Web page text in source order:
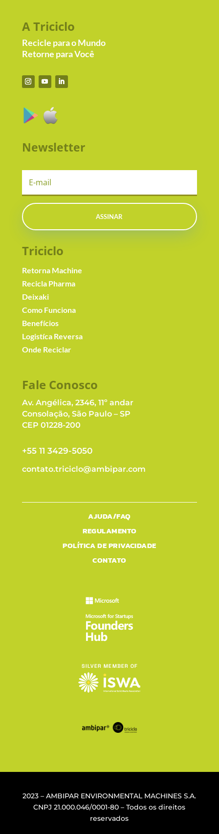
A Triciclo
Recicle para o Mundo
Retorne para Você
Newsletter
ASSINAR
Triciclo
Retorna Machine
Recicla Pharma
Deixaki
Como Funciona
Benefícios
Logistíca Reversa
Onde Reciclar
Fale Conosco
Av. Angélica, 2346, 11º andar
Consolação, São Paulo – SP
CEP 01228-200
+55 11 3429-5050
contato.triciclo@ambipar.com
AJUDA/FAQ
REGULAMENTO
POLÍTICA DE PRIVACIDADE
CONTATO
2023 – AMBIPAR ENVIRONMENTAL MACHINES S.A.
CNPJ21.000.046/0001-80 – Todos os direitos
reservados